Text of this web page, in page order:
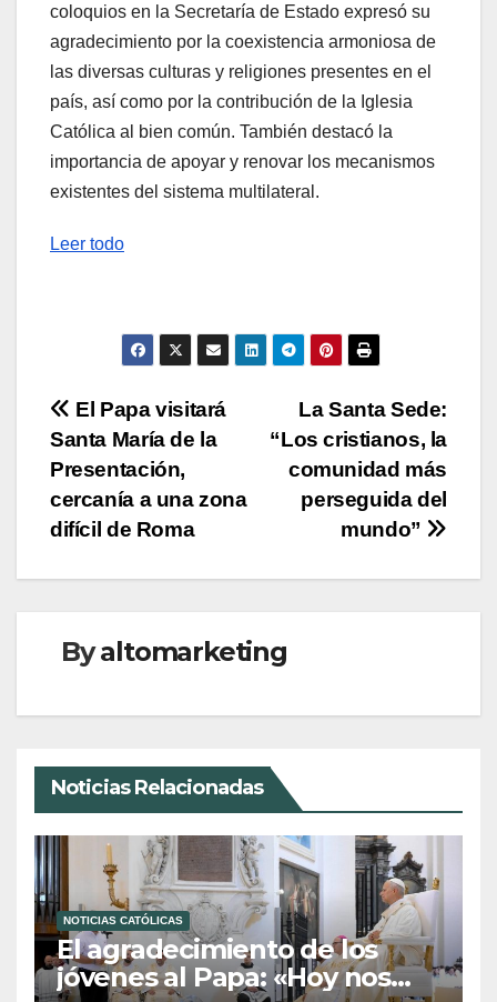
coloquios en la Secretaría de Estado expresó su
agradecimiento por la coexistencia armoniosa de
las diversas culturas y religiones presentes en el
país, así como por la contribución de la Iglesia
Católica al bien común. También destacó la
importancia de apoyar y renovar los mecanismos
existentes del sistema multilateral.
Leer todo
Navegación
de
entradas
La Santa Sede:
“Los cristianos, la
comunidad más
perseguida del
mundo”
El Papa visitará
Santa María de la
Presentación,
cercanía a una zona
difícil de Roma
Byaltomarketing
Noticias Relacionadas
NOTICIAS CATÓLICAS
El agradecimiento de los
jóvenes al Papa: «Hoy nos